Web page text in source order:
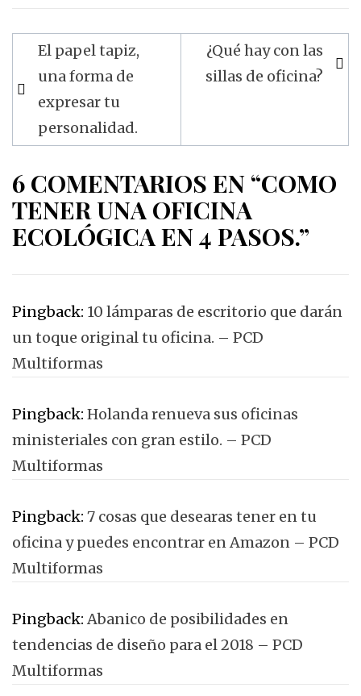
Navegación
entradas
El papel tapiz,
una forma de
expresar tu
personalidad.
¿Qué hay con las
sillas de oficina?
6 COMENTARIOS EN “COMO
TENER UNA OFICINA
ECOLÓGICA EN 4 PASOS.”
Pingback: 10 lámparas de escritorio que darán
un toque original tu oficina. – PCD
Multiformas
Pingback: Holanda renueva sus oficinas
ministeriales con gran estilo. – PCD
Multiformas
Pingback: 7 cosas que desearas tener en tu
oficina y puedes encontrar en Amazon – PCD
Multiformas
Pingback: Abanico de posibilidades en
tendencias de diseño para el 2018 – PCD
Multiformas